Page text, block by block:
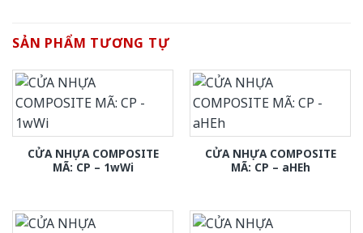
SẢN PHẨM TƯƠNG TỰ
CỬA NHỰA COMPOSITE
MÃ: CP – 1wWi
CỬA NHỰA COMPOSITE
MÃ: CP – aHEh